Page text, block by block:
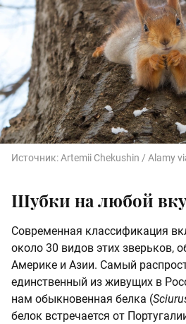
Источник:Artemii Chekushin / Alamy
Шубки на любой
Современная классификация
около 30 видов этих зверьков,
Америке и Азии. Самый
единственный из живущих в
нам обыкновенная белка (
белок встречается от